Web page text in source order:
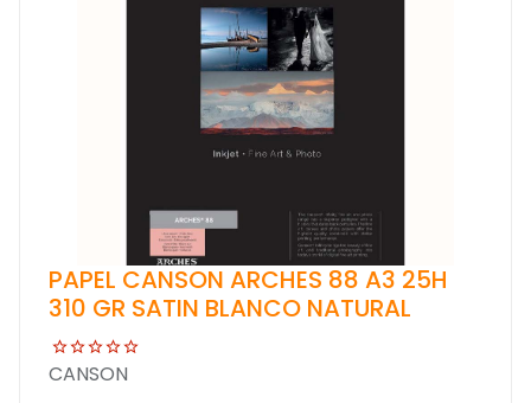
PAPEL CANSON ARCHES 88 A3 25H
310 GR SATIN BLANCO NATURAL
CANSON